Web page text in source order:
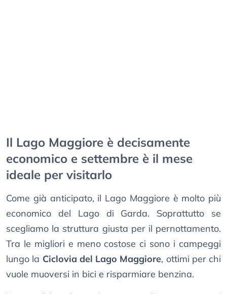
Il Lago Maggiore è decisamente
economico e settembre è il mese
ideale per visitarlo
Come già anticipato, il Lago Maggiore è molto più
economico del Lago di Garda. Soprattutto se
scegliamo la struttura giusta per il pernottamento.
Tra le migliori e meno costose ci sono i campeggi
lungo la Ciclovia del Lago Maggiore, ottimi per chi
vuole muoversi in bici e risparmiare benzina.